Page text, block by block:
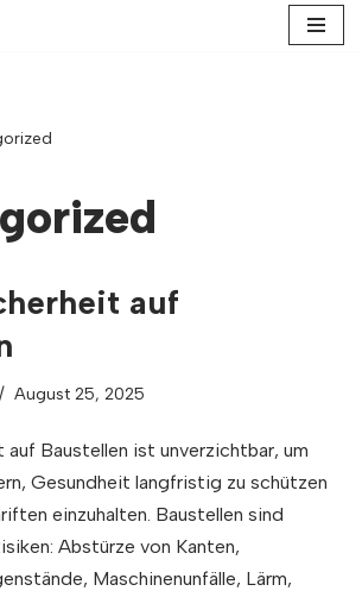
auf
August 25, 2025
Baustellen ist unverzichtbar, um
Gesundheit langfristig zu schützen
einzuhalten. Baustellen sind
Abstürze von Kanten,
Maschinenunfälle, Lärm,